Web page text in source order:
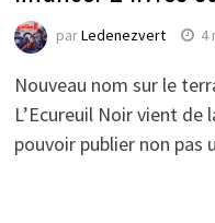
parLedenezvert 4
Nouveau nom sur le
L’Ecureuil Noir vient de
pouvoir publier non